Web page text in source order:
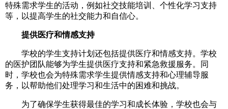
特殊需求学生的活动，例如社交技能培训、个性化学习支持
等，以提高学生的社交能力和自信心。
提供医疗和情感支持
学校的学生支持计划还包括提供医疗和情感支持。学校
的医护团队能够为学生提供医疗支持和紧急救援服务。同
时，学校也会为特殊需求学生提供情感支持和心理辅导服
务，以帮助他们处理学习和生活中的困难和挑战。
为了确保学生获得最佳的学习和成长体验，学校也会与